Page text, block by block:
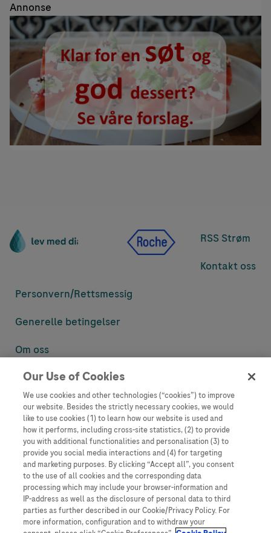
Annonse
RSS Strøm
Kontakt oss
Personvern/Rettsmessig
Generelle betingelser
Om oss
Denne nettsiden inneholder informasjon som er målsatt til en stor
informasjon som ellers ikke er tilgjengelig eller gyldig i ditt land.
Vennligst vær oppmerksom på at vi ikke tar noe ansvar for tilgang til
informasjon som muligens ikke er i samsvar med noen gyldig juridisk
prosess, regulering, registrering eller bruk i bostedslandet ditt.
Roche har ikke alltid mulighet til å kvalitetssikre andres innlegg, men
vil fjerne villedende eller upassende innlegg så langt det lar seg gjøre.
Vi har ikke ansvar for innhold på eksterne nettsider som det lenkes til.
Kopiering av materiale fra dette nettstedet for bruk annet sted er ikke
tillatt uten avtale. Nettstedet selger plass til annonsører, og slikt
innhold er merket.
Our Use of Cookies
We use cookies and other technologies (“cookies”) to improve
our website. Besides the strictly necessary cookies, we would
like to use cookies (1) to learn how our website is used and
how it performs, including cross-site statistics, (2) to provide
you with additional functionalities and personalisation (3) to
provide you social media interactions and (4) for targeting
and marketing purposes. By clicking “Accept all”, you consent
to the use of all cookies and the corresponding data
processing which may include your browser-information and
IP-address as well as the disclosure of personal data to third
parties as further described in our Cookie/Privacy Policy. For
more information, configuration and to withdraw your